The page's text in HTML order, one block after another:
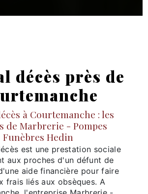
décès près de
à Courtemanche : les
de Marbrerie - Pompes
Funèbres Hedin
est une prestation sociale
aux proches d'un défunt de
aide financière pour faire
frais liés aux obsèques. A